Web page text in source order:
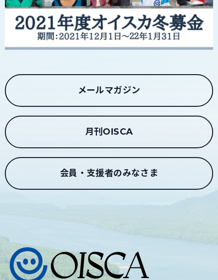
メールマガジン
月刊OISCA
会員・支援者のみなさま